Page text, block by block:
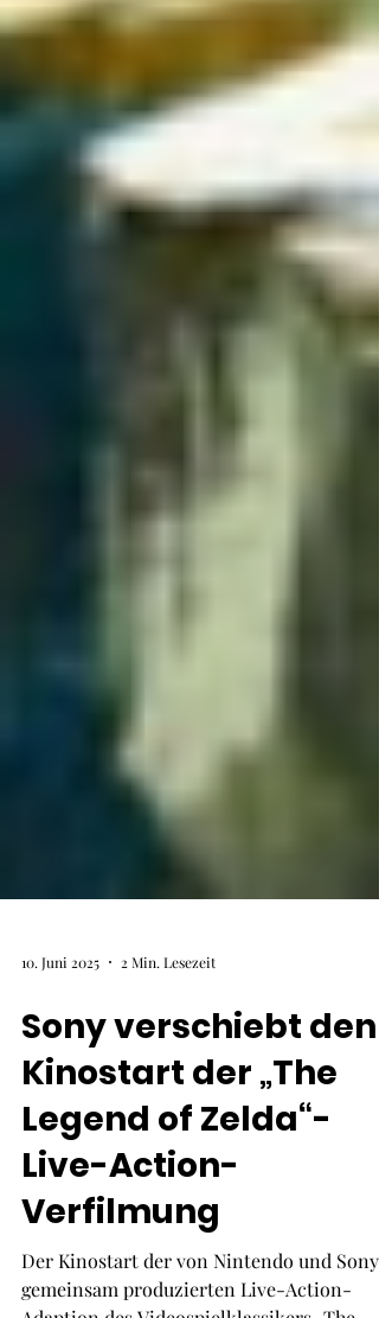
10. Juni 2025 2 Min. Lesezeit
Sony verschiebt den
Kinostart der „The
Legend of Zelda“-
Live-Action-
Verfilmung